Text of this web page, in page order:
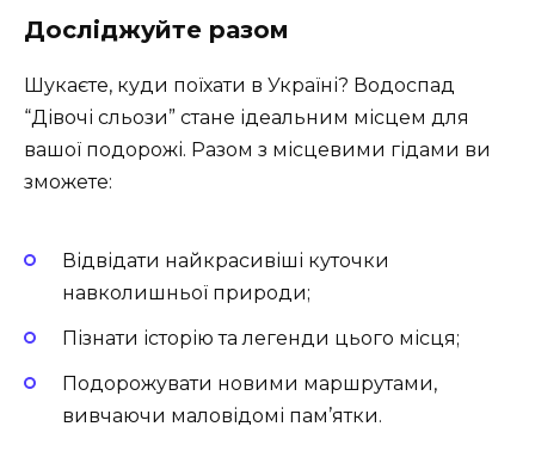
Досліджуйте разом
Шукаєте, куди поїхати в Україні? Водоспад
“Дівочі сльози” стане ідеальним місцем для
вашої подорожі. Разом з місцевими гідами ви
зможете:
Відвідати найкрасивіші куточки
навколишньої природи;
Пізнати історію та легенди цього місця;
Подорожувати новими маршрутами,
вивчаючи маловідомі пам’ятки.